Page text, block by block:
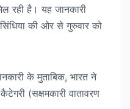
रही है। यह जानकारी
सिंधिया की ओर से गुरुवार को
के मुताबिक, भारत ने
(सक्षमकारी वातावरण